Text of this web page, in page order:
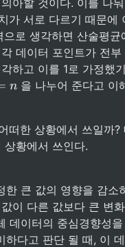
가 서로 다르기 때문에
으로 생각하면 산술평균
데이터 포인트가 전
하고 이를 1로 가정했
n 을 나누어 준다고 이
떠한 상황에서 쓰일까?
상황에서 쓰인다.
한 큰 값의 영향을 감소
이 다른 값보다 큰 변
데이터의 중심경향성
하다고 판단 될 때, 이